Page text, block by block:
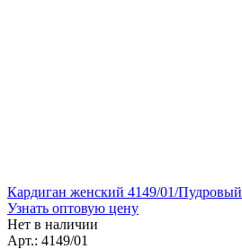
Кардиган женский 4149/01/Пудровый
Узнать оптовую цену
Нет в наличии
Арт.: 4149/01